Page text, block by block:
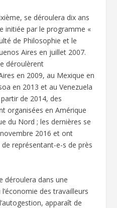
se déroulera dix ans
initiée par le programme «
de Philosophie et le
Aires en juillet 2007.
déroulèrent
en 2009, au Mexique en
en 2013 et au Venezuela
de 2014, des
organisées en Amérique
du Nord ; les dernières se
2016 et ont
représentant-e-s de près
déroulera dans une
des travailleurs
apparaît de